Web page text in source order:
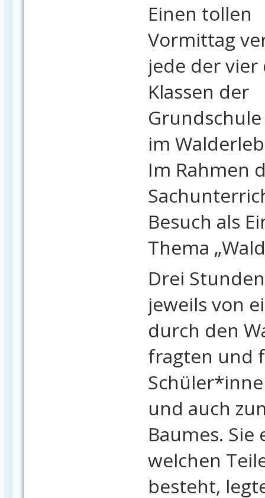
Einen tollen
Vormittag
jede der
Klassen der
im
Im Rahmen
Besuch als
Thema
Drei
jeweils von
durch den
fragten und
und auch
Baumes.
welchen
besteht,